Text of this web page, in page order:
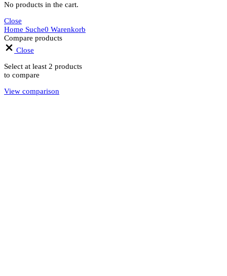
No products in the cart.
Close
Home Suche0 Warenkorb
Compare products
Close
Select at least 2 products
to compare
View comparison